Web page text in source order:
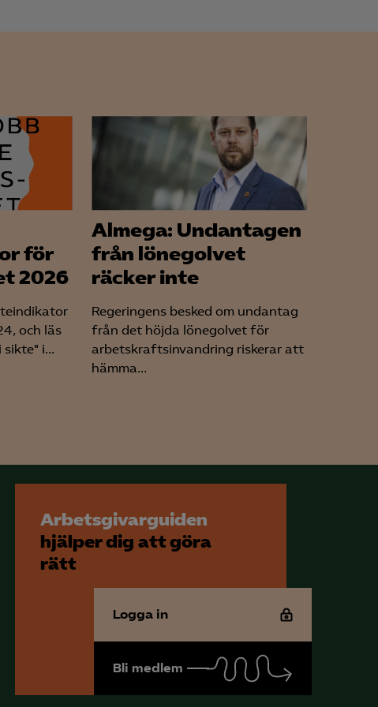
för
2026
och läs
i...
Almega: Undantagen
från lönegolvet
räcker inte
Regeringens besked om undantag
från det höjda lönegolvet för
arbetskraftsinvandring riskerar att
hämma...
Arbetsgivarguiden
hjälper dig att göra
rätt
Logga in
Bli medlem